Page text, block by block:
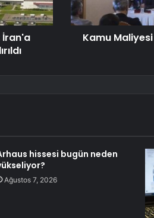
İran'a
Kamu
hissesi bugün neden
Ağustos 7, 2026